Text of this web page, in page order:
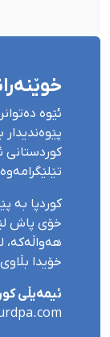
ئێوە
کوردستانی
کوردپا بە
خۆی پاش
هەواڵەکە،
خۆیدا
ئیمەیڵی